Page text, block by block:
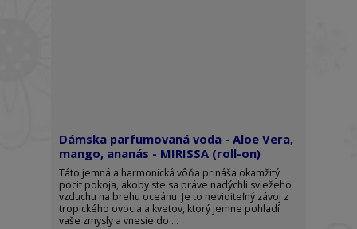
Dámska parfumovaná voda - Aloe Vera,
mango, ananás - MIRISSA (roll-on)
Táto jemná a harmonická vôňa prináša okamžitý
pocit pokoja, akoby ste sa práve nadýchli sviežeho
vzduchu na brehu oceánu. Je to neviditeľný závoj z
tropického ovocia a kvetov, ktorý jemne pohladí
vaše zmysly a vnesie do ...